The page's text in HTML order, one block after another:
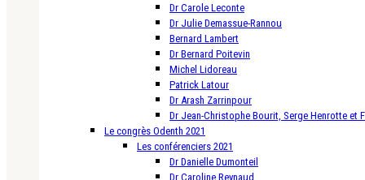
Dr Carole Leconte
Dr Julie Demassue-Rannou
Bernard Lambert
Dr Bernard Poitevin
Michel Lidoreau
Patrick Latour
Dr Arash Zarrinpour
Dr Jean-Christophe Bourit, Serge Henrotte et
Le congrès Odenth 2021
Les conférenciers 2021
Dr Danielle Dumonteil
Dr Caroline Reynaud